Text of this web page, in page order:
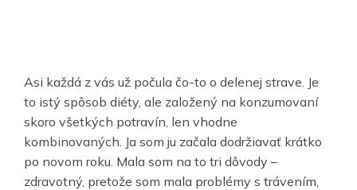
Asi každá z vás už počula čo-to o delenej strave. Je
to istý spôsob diéty, ale založený na konzumovaní
skoro všetkých potravín, len vhodne
kombinovaných. Ja som ju začala dodržiavať krátko
po novom roku. Mala som na to tri dôvody –
zdravotný, pretože som mala problémy s trávením,